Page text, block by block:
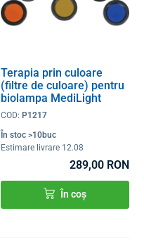
Terapia prin culoare
(filtre de culoare) pentru
biolampa MediLight
COD:P1217
În stoc >10buc
Estimare livrare 12.08
289,00 RON
În coș